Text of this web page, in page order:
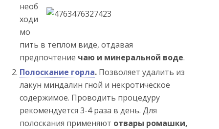
необ
ходи
мо
пить в теплом виде, отдавая
предпочтение чаю и минеральной воде.
Полоскание горла. Позволяет удалить из
лакун миндалин гной и некротическое
содержимое. Проводить процедуру
рекомендуется 3-4 раза в день. Для
полоскания применяют отвары ромашки,